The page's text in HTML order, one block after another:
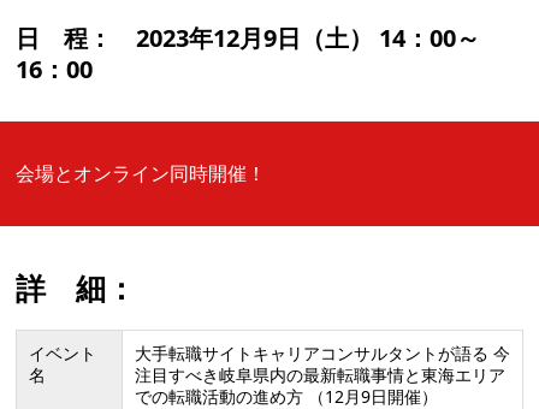
日 程：
2023年12月9日（土） 14：00～
16：00
会場とオンライン同時開催！
詳 細：
イベント
名
大手転職サイトキャリアコンサルタントが語る 今
注目すべき岐阜県内の最新転職事情と東海エリア
での転職活動の進め方 （12月9日開催）